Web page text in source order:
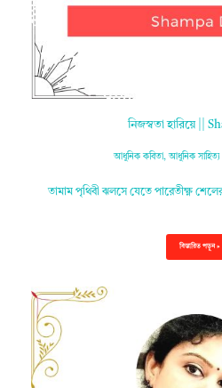
নিজস্বতা হারিয়ে ||
আধুনিক কবিতা,আধুনিক সাহিত্য
তামাম পৃথিবী ঝলসে যেতে পারেতীক্ষ্ণ
বিস্তারিত পড়ুন »